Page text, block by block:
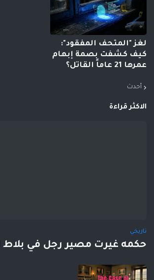
لغز "المتحف المفقود":
كيف كشفت بصمة إبهام
عمرها 21 عاماً القاتل؟
أحدث
الاكثر قراءة
تاريخي
حكمه غيرت مصير رجل في بلاط